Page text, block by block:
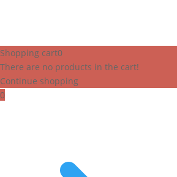
Shopping cart0
There are no products in the cart!
Continue shopping
0